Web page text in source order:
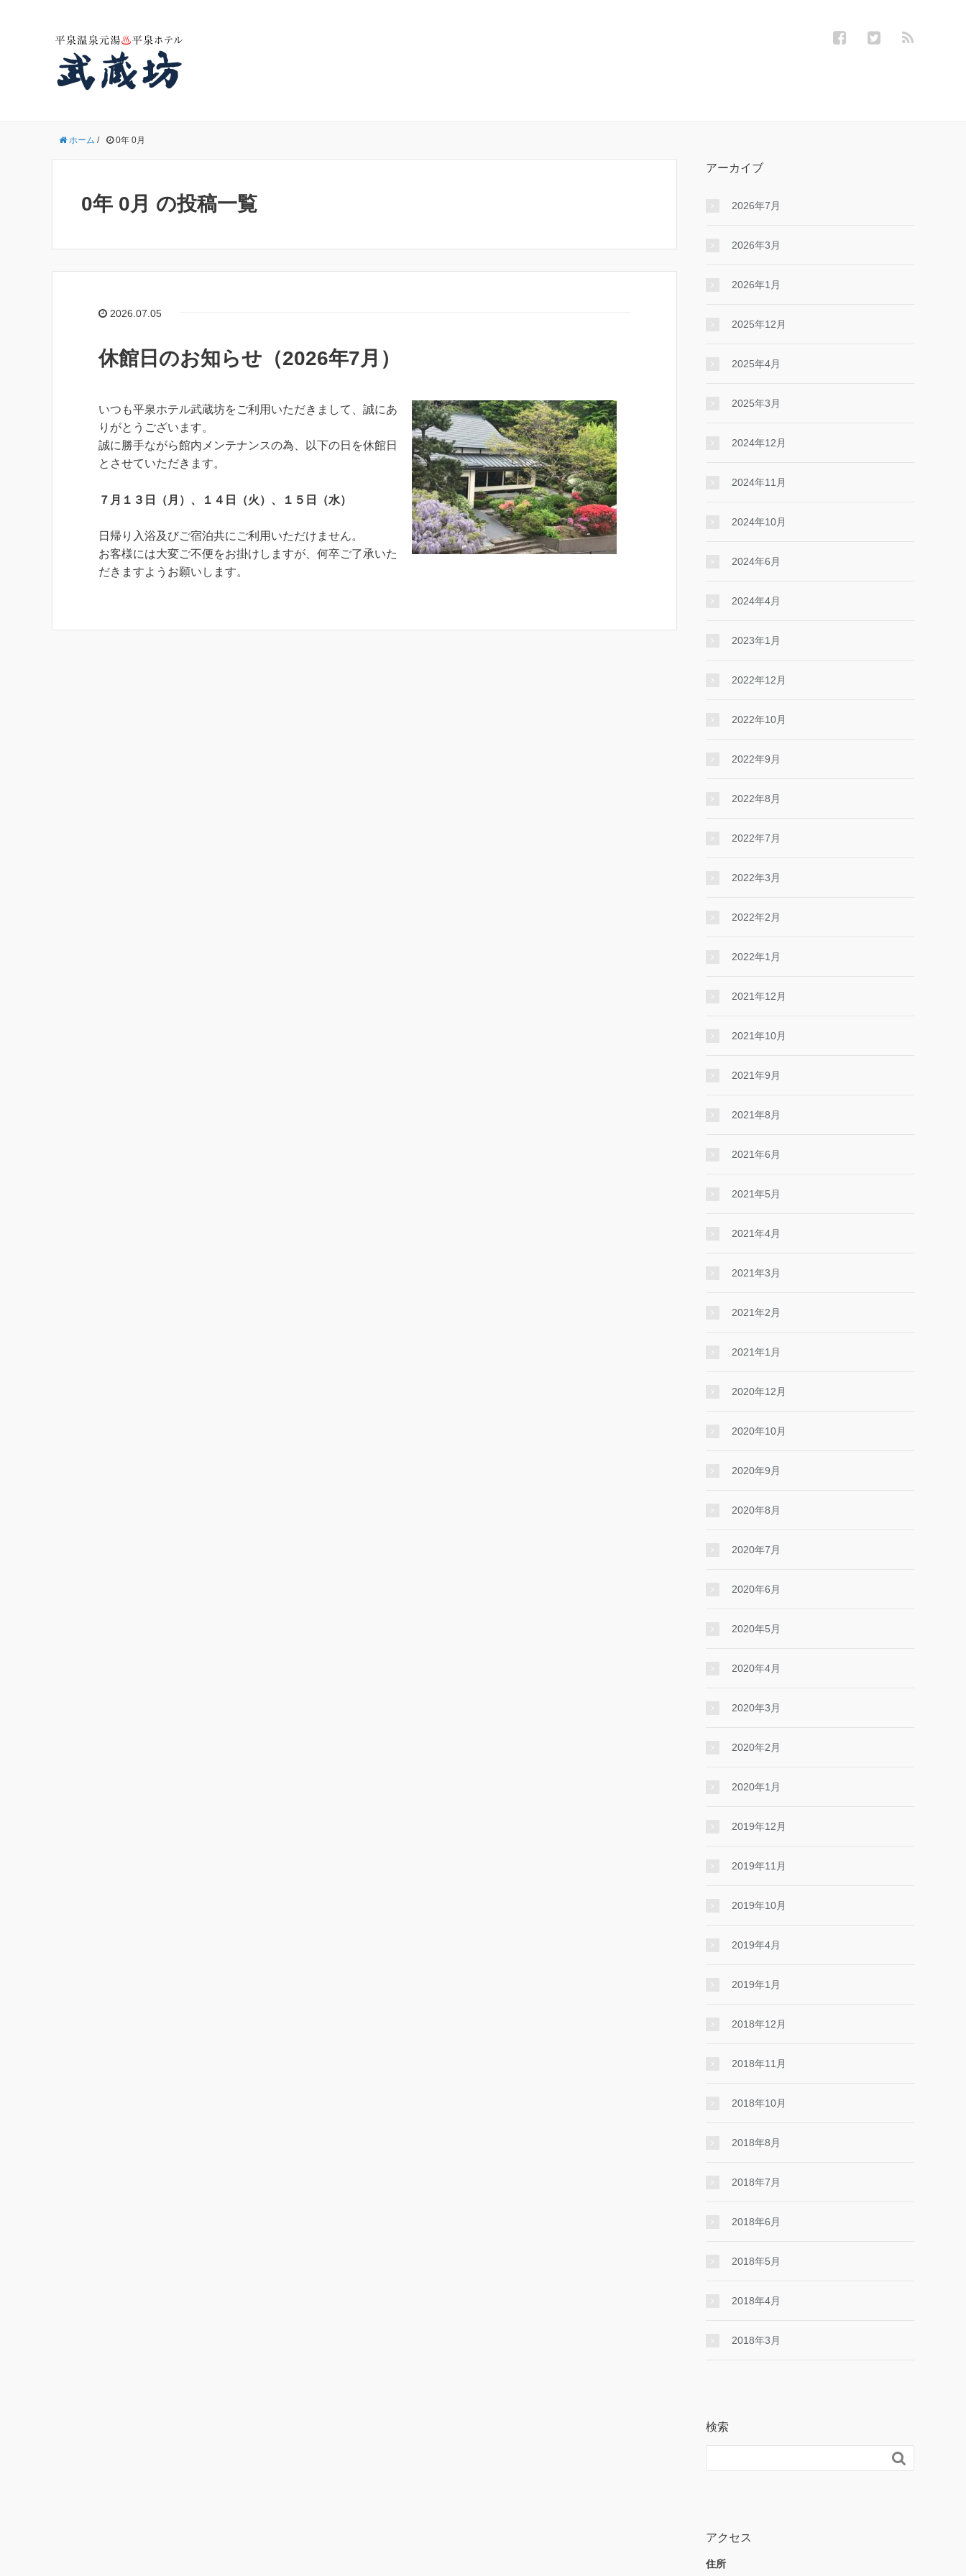
ホーム / 0年 0月
0年 0月 の投稿一覧
2026.07.05
休館日のお知らせ（2026年7月）
いつも平泉ホテル武蔵坊をご利用いただきまして、誠にあ
りがとうございます。
誠に勝手ながら館内メンテナンスの為、以下の日を休館日
とさせていただきます。
７月１３日（月）、１４日（火）、１５日（水）
日帰り入浴及びご宿泊共にご利用いただけません。
お客様には大変ご不便をお掛けしますが、何卒ご了承いた
だきますようお願いします。
アーカイブ
2026年7月
2026年3月
2026年1月
2025年12月
2025年4月
2025年3月
2024年12月
2024年11月
2024年10月
2024年6月
2024年4月
2023年1月
2022年12月
2022年10月
2022年9月
2022年8月
2022年7月
2022年3月
2022年2月
2022年1月
2021年12月
2021年10月
2021年9月
2021年8月
2021年6月
2021年5月
2021年4月
2021年3月
2021年2月
2021年1月
2020年12月
2020年10月
2020年9月
2020年8月
2020年7月
2020年6月
2020年5月
2020年4月
2020年3月
2020年2月
2020年1月
2019年12月
2019年11月
2019年10月
2019年4月
2019年1月
2018年12月
2018年11月
2018年10月
2018年8月
2018年7月
2018年6月
2018年5月
2018年4月
2018年3月
検索

アクセス
住所